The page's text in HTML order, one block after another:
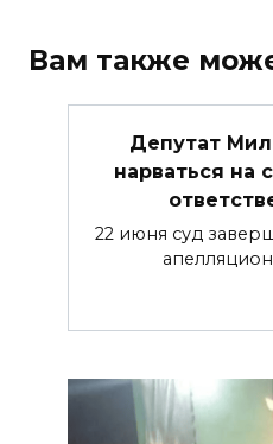
Вам также
Депутат
нарваться на
22 июня суд